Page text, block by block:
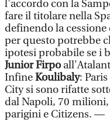
l'accordo con la
fare il titolare nella
definendo la cessione
per questo potrebbe
ipotesi probabile se i
Junior Firpo
InfineKoulibaly:
City si sono rifatte
dal Napoli, 70
parigini e Citizens. —